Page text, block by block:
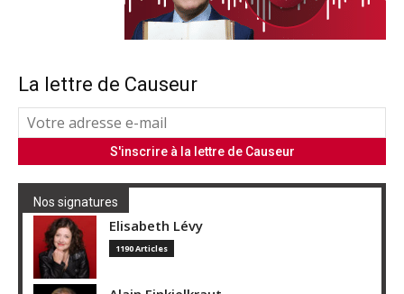
La lettre de Causeur
Nos signatures
Elisabeth Lévy
1190 Articles